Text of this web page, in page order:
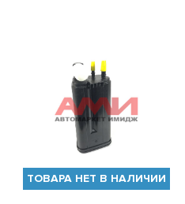
БЫСТРЫЙ ПРОСМОТР
ТОВАРА НЕТ В НАЛИЧИИ